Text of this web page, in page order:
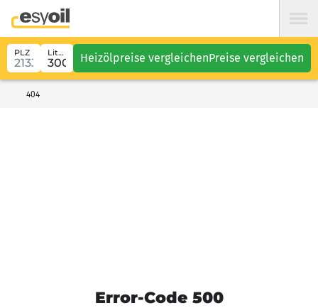
PLZ Liter Heizölpreise vergleichenPreise vergleichen
404
Error-Code 500